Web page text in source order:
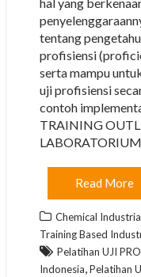
tentang
profisiensi
serta mampu
uji profisiensi
contoh
TRAINING
Read More
Chemical
Training Based
Pelatihan UJI
Indonesia,Pelatihan